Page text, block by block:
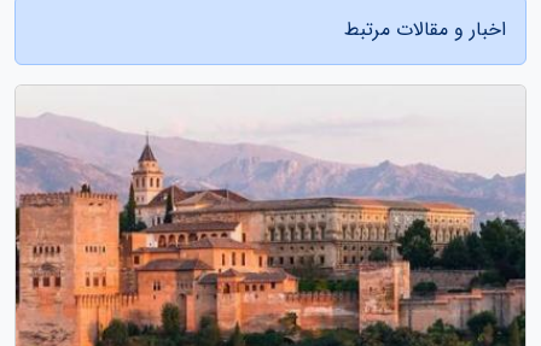
اخبار و مقالات مرتبط